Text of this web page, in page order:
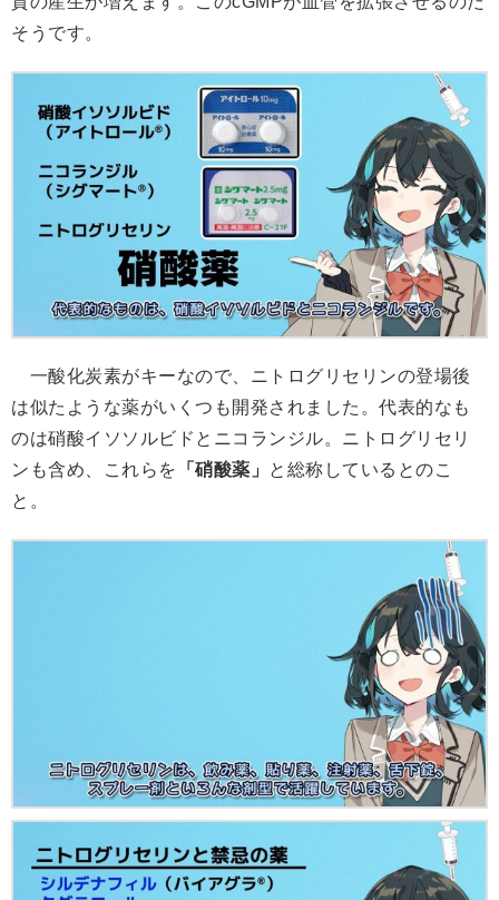
そうです。
一酸化炭素がキーなので、ニトログリセリンの登場後
は似たような薬がいくつも開発されました。代表的なも
のは硝酸イソソルビドとニコランジル。ニトログリセリ
ンも含め、これらを 「硝酸薬」
と総称しているとのこ
と。